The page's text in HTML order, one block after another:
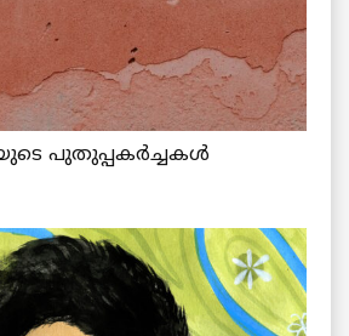
പുതുപ്പകർച്ചകൾ